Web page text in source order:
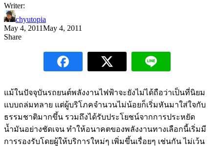
Writer:
chyutopia
May 4, 2011May 4, 2011
Share
แม้ในปัจจุบันรถยนต์พลังงานไฟฟ้าจะยังไม่ได้ถือว่าเป็นที่นิยม
แบบถล่มทลาย แต่ผู้บริโภคจำนวนไม่น้อยก็เริ่มหันมาใส่ใจกับ
ธรรมชาติมากขึ้น รวมถึงได้รับประโยชน์จากการประหยัด
น้ำมันอย่างชัดเจน ทำให้อนาคตของพลังงานทางเลือกนี้เริ่มมี
การรองรับโดยผู้ให้บริการใหม่ๆ เพิ่มขึ้นเรื่อยๆ เช่นกัน ไม่เว้น